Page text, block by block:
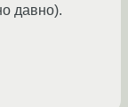
давно).